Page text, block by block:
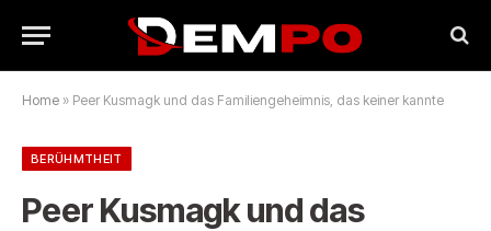
Home » Peer Kusmagk und das Familiengeheimnis, das keiner kannte
BERÜHMTHEIT
Peer Kusmagk und das